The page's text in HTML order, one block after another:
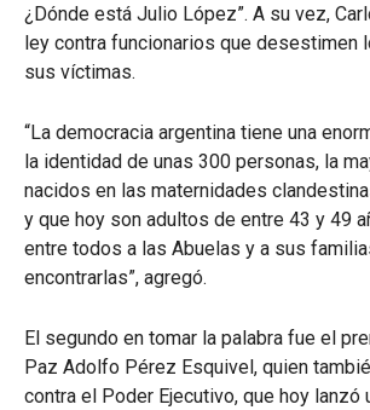
¿Dónde está Julio López”. A su vez,
ley contra funcionarios que desestimen
sus víctimas.
“La democracia argentina tiene una
la identidad de unas 300 personas, la
nacidos en las maternidades
y que hoy son adultos de entre 43 y 49
entre todos a las Abuelas y a sus
encontrarlas”, agregó.
El segundo en tomar la palabra fue el
Paz Adolfo Pérez Esquivel, quien
contra el Poder Ejecutivo, que hoy lanzó